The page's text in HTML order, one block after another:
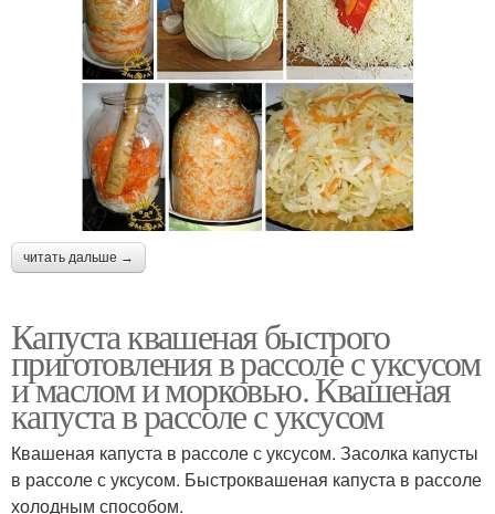
читать дальше →
Капуста квашеная быстрого
приготовления в рассоле с уксусом
и маслом и морковью. Квашеная
капуста в рассоле с уксусом
Квашеная капуста в рассоле с уксусом. Засолка капусты
в рассоле с уксусом. Быстроквашеная капуста в рассоле
холодным способом.